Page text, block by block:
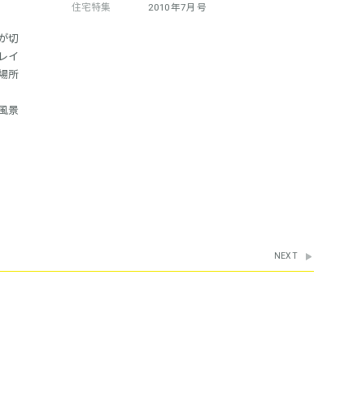
切
イ
所
景
住宅特集
2010年7月号
NEXT